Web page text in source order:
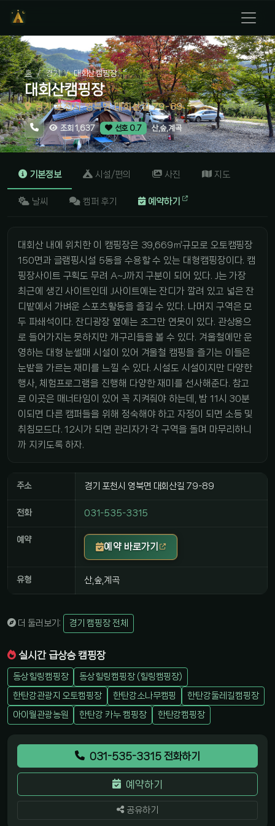
홈 경기 대회산캠핑장
대회산캠핑장
경기 포천시 영북면 대회산길 79-89
조회 1,637 선호 0.7 산,숲,계곡
기본정보 시설/편의 사진 지도
날씨 캠퍼 후기 예약하기
대회산 내에 위치한 이 캠핑장은 39,669㎡규모로 오토캠핑장
150면과 글램핑시설 5동을 수용할 수 있는 대형캠핑장이다. 캠
핑장사이트 구획도 무려 A~J까지 구분이 되어 있다. J는 가장
최근에 생긴 사이트인데 J사이트에는 잔디가 깔려 있고 넓은 잔
디밭에서 가벼운 스포츠활동을 즐길 수 있다. 나머지 구역은 모
두 파쇄석이다. 잔디광장 옆에는 조그만 연못이 있다. 관상용으
로 들어가지는 못하지만 개구리들을 볼 수 있다. 겨울철에만 운
영하는 대형 눈썰매 시설이 있어 겨울철 캠핑을 즐기는 이들은
눈밭을 가르는 재미를 느낄 수 있다. 시설도 시설이지만 다양한
행사, 체험프로그램을 진행해 다양한 재미를 선사해준다. 참고
로 이곳은 매너타임이 있어 꼭 지켜줘야 하는데, 밤 11시 30분
이되면 다른 캠퍼들을 위해 정숙해야 하고 자정이 되면 소등 및
취침모드다. 12시가 되면 관리자가 각 구역을 돌며 마무리하니
까 지키도록 하자.
주소 경기 포천시 영북면 대회산길 79-89
전화 031-535-3315
예약
예약 바로가기
유형 산,숲,계곡
더 둘러보기: 경기 캠핑장 전체
실시간 급상승 캠핑장
동상힐링캠핑장
동상힐링캠핑장 (힐링캠핑장)
한탄강관광지 오토캠핑장
한탄강소나무캠핑
한탄강둘레길캠핑장
아이월관광농원
한탄강 카누 캠핑장 한탄강캠핑장
031-535-3315 전화하기
예약하기
공유하기